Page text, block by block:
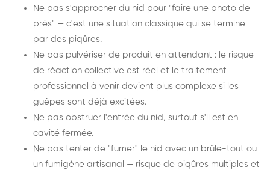
Ne pas s'approcher du nid pour "faire une photo de
près" — c'est une situation classique qui se termine
par des piqûres.
Ne pas pulvériser de produit en attendant : le risque
de réaction collective est réel et le traitement
professionnel à venir devient plus complexe si les
guêpes sont déjà excitées.
Ne pas obstruer l'entrée du nid, surtout s'il est en
cavité fermée.
Ne pas tenter de "fumer" le nid avec un brûle-tout ou
un fumigène artisanal — risque de piqûres multiples et